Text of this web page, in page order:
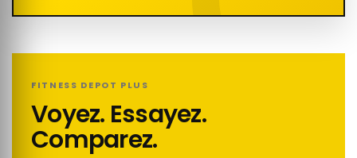
FITNESS DEPOT PLUS
Voyez. Essayez.
Comparez.